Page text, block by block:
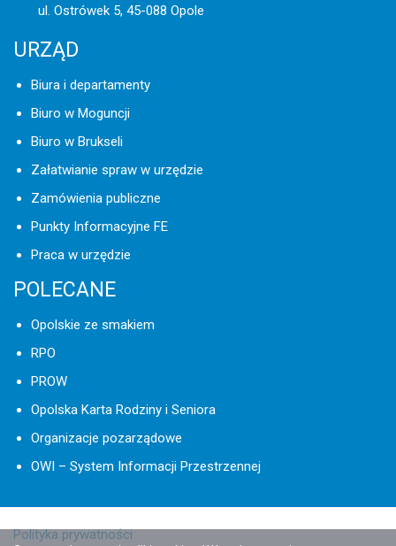
ul. Ostrówek 5, 45-088 Opole
URZĄD
Biura i departamenty
Biuro w Moguncji
Biuro w Brukseli
Załatwianie spraw w urzędzie
Zamówienia publiczne
Punkty Informacyjne FE
Praca w urzędzie
POLECANE
Opolskie ze smakiem
RPO
PROW
Opolska Karta Rodziny i Seniora
Organizacje pozarządowe
OWI – System Informacji Przestrzennej
Polityka prywatności